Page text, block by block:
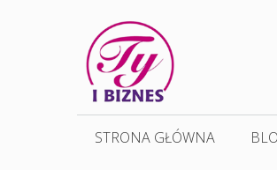
STRONA GŁÓWNA